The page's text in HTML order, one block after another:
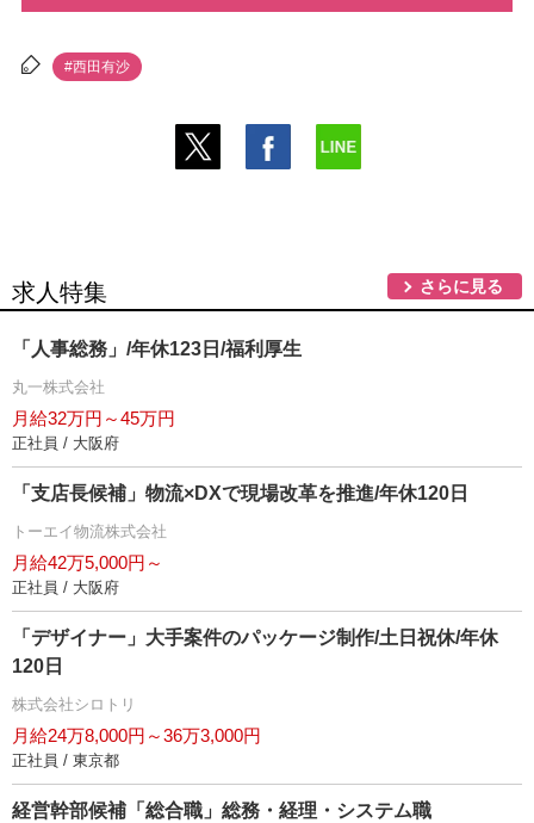
#西田有沙
求人特集 さらに見る
「人事総務」/年休123日/福利厚生
丸一株式会社
月給32万円～45万円
正社員 / 大阪府
「支店長候補」物流×DXで現場改革を推進/年休120日
トーエイ物流株式会社
月給42万5,000円～
正社員 / 大阪府
「デザイナー」大手案件のパッケージ制作/土日祝休/年休
120日
株式会社シロトリ
月給24万8,000円～36万3,000円
正社員 / 東京都
経営幹部候補「総合職」総務・経理・システム職